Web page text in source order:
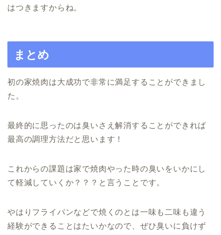
はつきますからね。
まとめ
初の家焼肉は大成功で非常に満足することができまし
た。
最終的に思ったのは臭いさえ解消することができれば
最高の調理方法だと思います！
これからの課題は家で焼肉やった時の臭いをいかにし
て軽減していくか？？？と言うことです。
やはりフライパンなどで焼くのとは一味も二味も違う
経験ができることはたいかなので、ぜひ臭いに負けず